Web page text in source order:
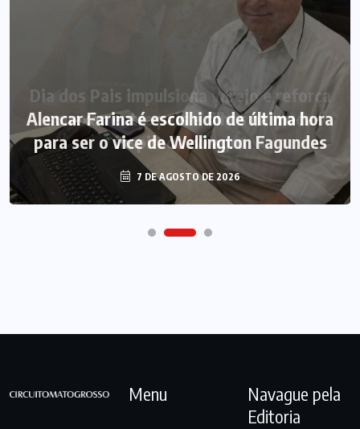
Alencar Farina é escolhido de última hora
para ser o vice de Wellington Fagundes
7 DE AGOSTO DE 2026
Menu
Navague pela
Editoria